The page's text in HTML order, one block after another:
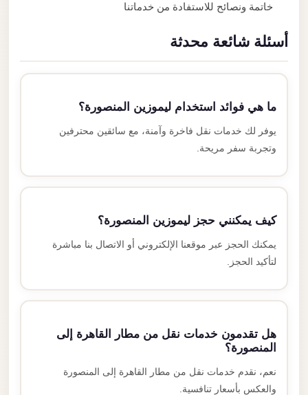
خاتمة ونصائح للاستفادة من خدماتنا
أسئلة شائعة محدثة
ما هي فوائد استخدام ليموزين المنصورة؟
يوفر لك خدمات نقل فاخرة وآمنة، مع سائقين محترفين
وتجربة سفر مريحة.
كيف يمكنني حجز ليموزين المنصورة؟
يمكنك الحجز عبر موقعنا الإلكتروني أو الاتصال بنا مباشرة
لتأكيد الحجز.
هل تقدمون خدمات نقل من مطار القاهرة إلى
المنصورة؟
نعم، نقدم خدمات نقل من مطار القاهرة إلى المنصورة
والعكس بأسعار تنافسية.